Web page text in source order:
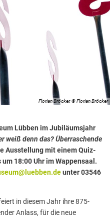
Florian Bröcker, © Florian Bröcker
Lübben im Jubiläumsjahr
weiß denn das? Überraschende
Ausstellung mit einem Quiz-
18:00 Uhr im Wappensaal.
unter 03546
in diesem Jahr ihre 875-
Anlass, für die neue